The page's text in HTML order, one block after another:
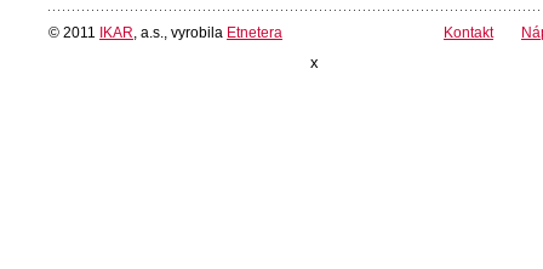
© 2011 IKAR , a.s., vyrobila Etnetera Kontakt
x